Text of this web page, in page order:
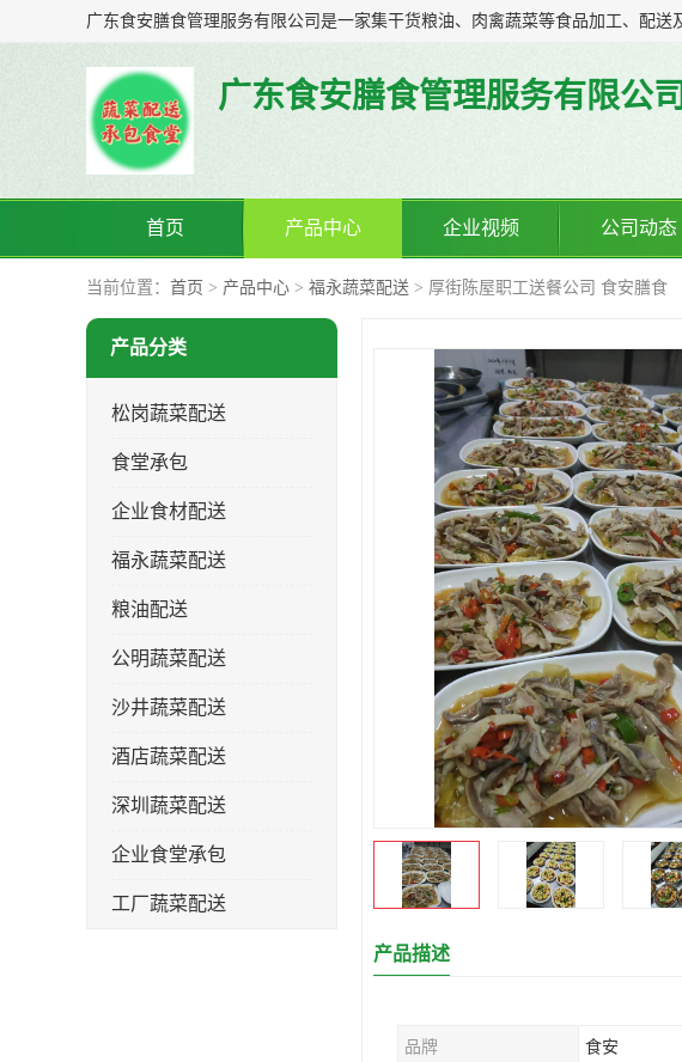
广东食安膳食管理服务有限公司
首页 产品中心 企业视频 公司动态
当前位置： 首页 > 产品中心 > 福永蔬菜配送 > 厚街陈屋职工送餐公司 食安膳食
产品分类
松岗蔬菜配送
食堂承包
企业食材配送
福永蔬菜配送
粮油配送
公明蔬菜配送
沙井蔬菜配送
酒店蔬菜配送
深圳蔬菜配送
企业食堂承包
工厂蔬菜配送
产品描述
品牌 食安